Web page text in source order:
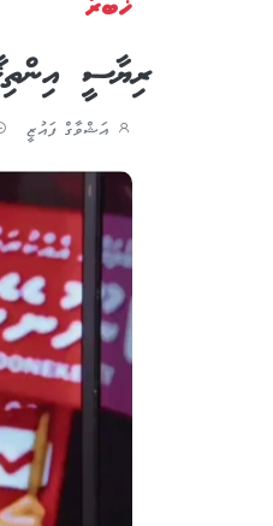
ޚަބަރު
ރިޔާސީ
އަޝްވާގް ފައުޒީ